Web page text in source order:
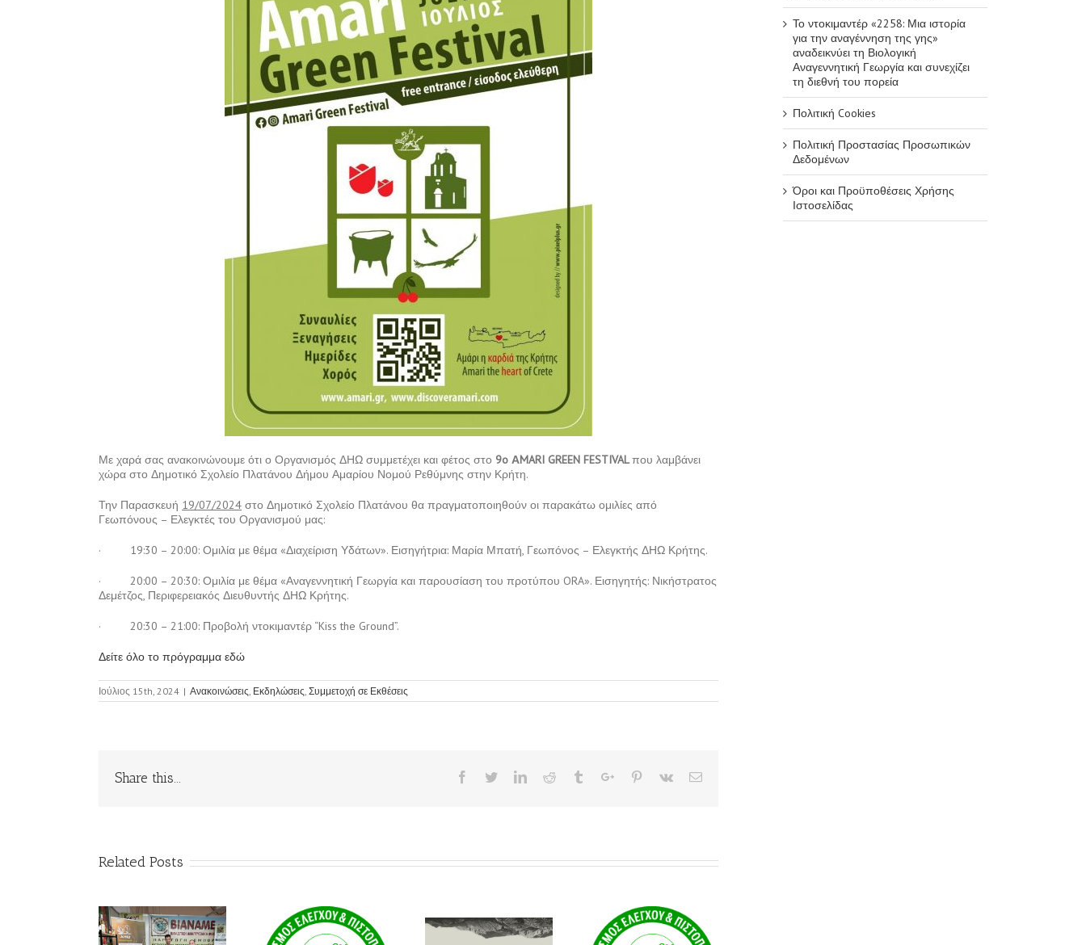
Με χαρά σας ανακοινώνουμε ότι ο Οργανισμός ΔΗΩ συμμετέχει και φέτος στο 9o ΑMARI GREEN FESTIVALπου λαμβάνει
χώρα στο Δημοτικό Σχολείο Πλατάνου Δήμου Αμαρίου Νομού Ρεθύμνης στην Κρήτη.
Την Παρασκευή 19/07/2024 στο Δημοτικό Σχολείο Πλατάνου θα πραγματοποιηθούν οι παρακάτω ομιλίες από
Γεωπόνους – Ελεγκτές του Οργανισμού μας:
· 19:30 – 20:00: Ομιλία με θέμα «Διαχείριση Υδάτων». Εισηγήτρια: Μαρία Μπατή, Γεωπόνος – Ελεγκτής ΔΗΩ Κρήτης.
· 20:00 – 20:30: Ομιλία με θέμα «Αναγεννητική Γεωργία και παρουσίαση του προτύπου ORA». Εισηγητής: Νικήστρατος
Δεμέτζος, Περιφερειακός Διευθυντής ΔΗΩ Κρήτης.
· 20:30 – 21:00: Προβολή ντοκιμαντέρ “Kiss the Ground”.
Δείτε όλο το πρόγραμμα εδώ
Ιούλιος 15th, 2024 | Ανακοινώσεις, Εκδηλώσεις, Συμμετοχή σε Εκθέσεις
Share this... Facebook
TwitterLinkedinReddit TumblrGoogle+Pinterest
Vk Email
Related Posts
Το ντοκιμαντέρ «2258: Μια ιστορία
για την αναγέννηση της γης»
αναδεικνύει τη Βιολογική
Αναγεννητική Γεωργία και συνεχίζει
τη διεθνή του πορεία
Πολιτική Cookies
Πολιτική Προστασίας Προσωπικών
Δεδομένων
Όροι και Προϋποθέσεις Χρήσης
Ιστοσελίδας